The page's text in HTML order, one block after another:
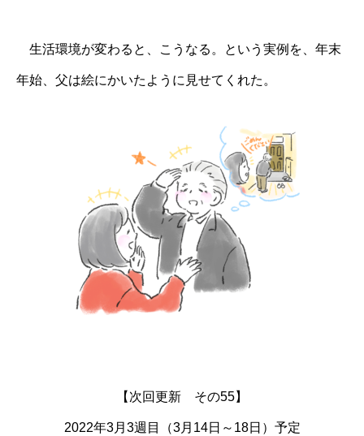
生活環境が変わると、こうなる。という実例を、年末
年始、父は絵にかいたように見せてくれた。
【次回更新 その55】
2022年3月3週目（3月14日～18日）予定